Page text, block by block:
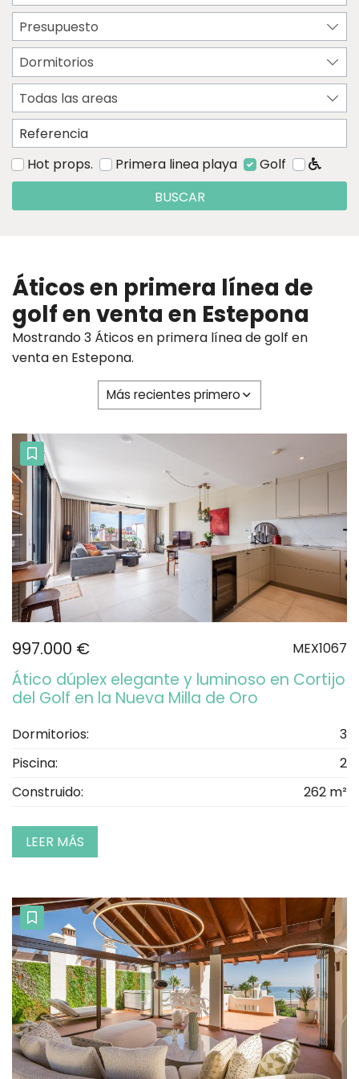
Presupuesto
Dormitorios
Todas las areas
Hot props. Primera linea playa
Golf
BUSCAR
Áticos en primera línea de
golf en venta en Estepona
Mostrando 3 Áticos en primera línea de golf en
venta en Estepona.
Más recientes primero
997.000 € MEX1067
Ático dúplex elegante y luminoso en Cortijo
del Golf en la Nueva Milla de Oro
Dormitorios:
3
Piscina:
2
Construido:
262 m²
LEER MÁS